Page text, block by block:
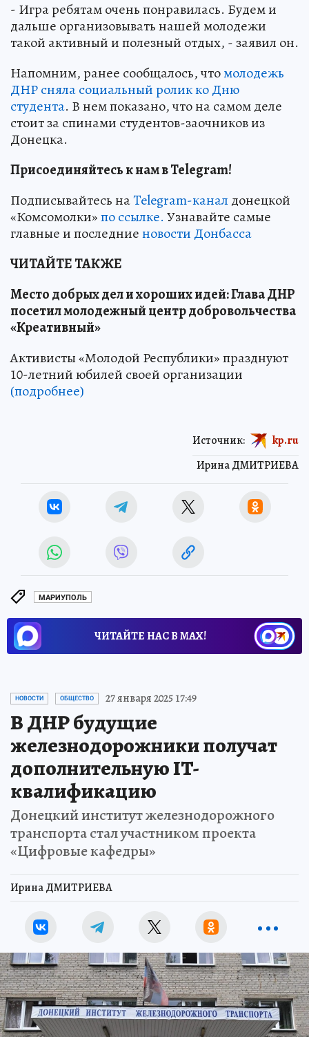
- Игра ребятам очень понравилась. Будем и
дальше организовывать нашей молодежи
такой активный и полезный отдых, - заявил он.
Напомним, ранее сообщалось, чтомолодежь
ДНР сняла социальный ролик ко Дню
студента. В нем показано, что на самом деле
стоит за спинами студентов-заочников из
Донецка.
Присоединяйтесь к нам в Telegram!
Подписывайтесь наTelegram-канал донецкой
«Комсомолки»по ссылке. Узнавайте самые
главные и последниеновости Донбасса
ЧИТАЙТЕ ТАКЖЕ
Место добрых дел и хороших идей: Глава ДНР
посетил молодежный центр добровольчества
«Креативный»
Активисты «Молодой Республики» празднуют
10-летний юбилей своей организации
(подробнее)
Ирина ДМИТРИЕВА
Источник: kp.ru
МАРИУПОЛЬ
ЧИТАЙТЕ НАС В МАХ!
НОВОСТИ ОБЩЕСТВО 27 января 2025 17:49
В ДНР будущие
железнодорожники получат
дополнительную IT-
квалификацию
Донецкий институт железнодорожного
транспорта стал участником проекта
«Цифровые кафедры»
Ирина ДМИТРИЕВА